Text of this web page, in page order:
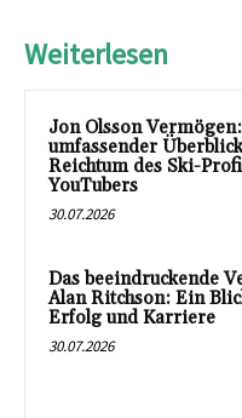
Weiterlesen
Jon Olsson
umfassender
Reichtum des Ski-
YouTubers
30.07.2026
Das beeindruckende
Alan Ritchson: Ein
Erfolg und Karriere
30.07.2026